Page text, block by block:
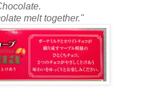
melt together."